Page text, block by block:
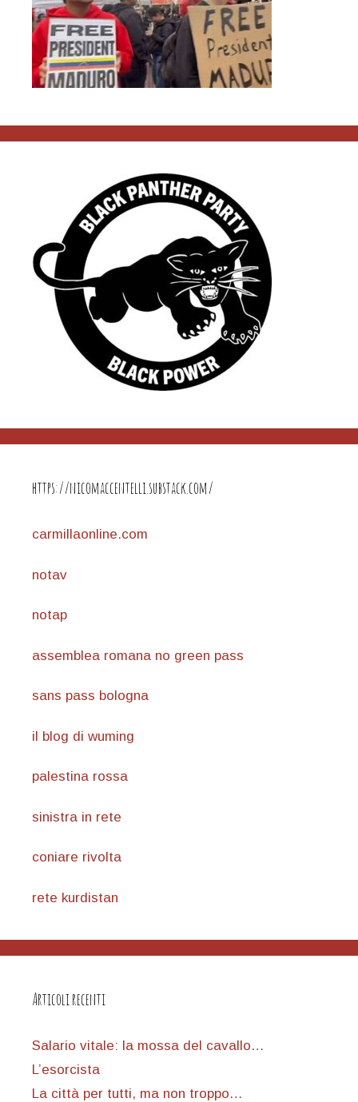
https://nicomaccentelli.substack.com/
carmillaonline.com
notav
notap
assemblea romana no green pass
sans pass bologna
il blog di wuming
palestina rossa
sinistra in rete
coniare rivolta
rete kurdistan
Articoli recenti
Salario vitale: la mossa del cavallo…
L’esorcista
La città per tutti, ma non troppo…